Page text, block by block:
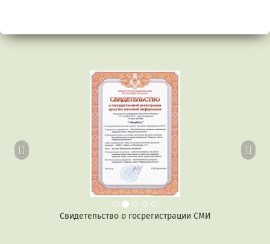
Свидетельство о госрегистрации СМИ
Предыдущий